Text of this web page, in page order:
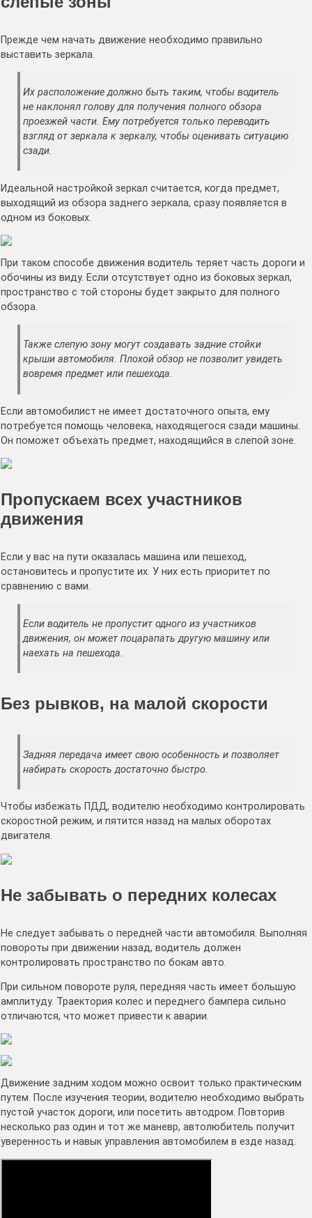
Прежде чем начать движение необходимо правильно
выставить зеркала.
Их расположение должно быть таким, чтобы водитель
не наклонял голову для получения полного обзора
проезжей части. Ему потребуется только переводить
взгляд от зеркала к зеркалу, чтобы оценивать ситуацию
сзади.
Идеальной настройкой зеркал считается, когда предмет,
выходящий из обзора заднего зеркала, сразу появляется в
одном из боковых.
При таком способе движения водитель теряет часть дороги и
обочины из виду. Если отсутствует одно из боковых зеркал,
пространство с той стороны будет закрыто для полного
обзора.
Также слепую зону могут создавать задние стойки
крыши автомобиля. Плохой обзор не позволит увидеть
вовремя предмет или пешехода.
Если автомобилист не имеет достаточного опыта, ему
потребуется помощь человека, находящегося сзади машины.
Он поможет объехать предмет, находящийся в слепой зоне.
Пропускаем всех участников
движения
Если у вас на пути оказалась машина или пешеход,
остановитесь и пропустите их. У них есть приоритет по
сравнению с вами.
Если водитель не пропустит одного из участников
движения, он может поцарапать другую машину или
наехать на пешехода.
Без рывков, на малой скорости
Задняя передача имеет свою особенность и позволяет
набирать скорость достаточно быстро.
Чтобы избежать ПДД, водителю необходимо контролировать
скоростной режим, и пятится назад на малых оборотах
двигателя.
Не забывать о передних колесах
Не следует забывать о передней части автомобиля. Выполняя
повороты при движении назад, водитель должен
контролировать пространство по бокам авто.
При сильном повороте руля, передняя часть имеет большую
амплитуду. Траектория колес и переднего бампера сильно
отличаются, что может привести к аварии.
Движение задним ходом можно освоит только практическим
путем. После изучения теории, водителю необходимо выбрать
пустой участок дороги, или посетить автодром. Повторив
несколько раз один и тот же маневр, автолюбитель получит
уверенность и навык управления автомобилем в езде назад.